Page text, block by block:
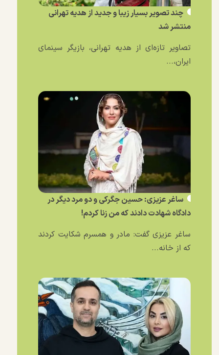
چند تصویر بسیار زیبا و جدید از هدیه تهرانی
منتشر شد
تصاویر تازه‌ای از هدیه تهرانی، بازیگر سینمای
ایران،...
ساغر عزیزی: حسین جگرکی و دو مرد دیگر در
دادگاه شهادت دادند که من زنا کردم!
ساغر عزیزی گفت: مادر و همسرم شکایت کردند
که از خانه...